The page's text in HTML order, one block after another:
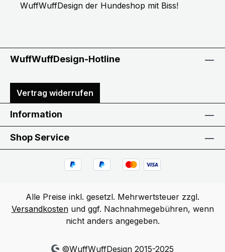
WuffWuffDesign der Hundeshop mit Biss!
WuffWuffDesign-Hotline
Vertrag widerrufen
Information
Shop Service
Alle Preise inkl. gesetzl. Mehrwertsteuer zzgl.
Versandkostenund ggf. Nachnahmegebühren, wenn
nicht anders angegeben.
©WuffWuffDesign 2015-2025